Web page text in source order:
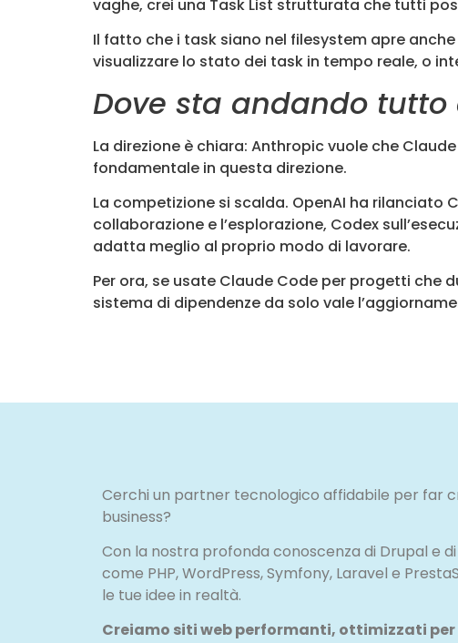
vaghe, crei una Task List strutturata che tutti
Il fatto che i task siano nel filesystem apre
visualizzare lo stato dei task in tempo reale, o
Dove sta andando tutto
La direzione è chiara: Anthropic vuole che
fondamentale in questa direzione.
La competizione si scalda. OpenAI ha rilanciato
collaborazione e l’esplorazione, Codex
adatta meglio al proprio modo di lavorare.
Per ora, se usate Claude Code per progetti che
sistema di dipendenze da solo vale
Cerchi un partner tecnologico affidabile per far
business?
Con la nostra profonda conoscenza di Drupal e
come PHP, WordPress, Symfony, Laravel e
le tue idee in realtà.
Creiamo siti web performanti, ottimizzati per